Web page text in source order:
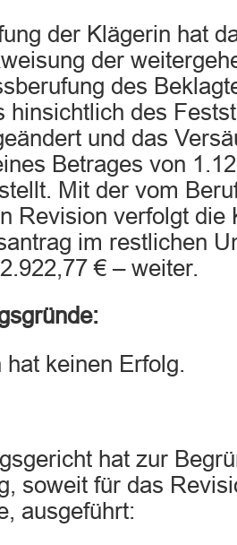
der Klägerin hat
der
des
hinsichtlich des
und das
Betrages von
Mit der vom
Revision verfolgt die
im restlichen
€ – weiter.
hat keinen Erfolg.
hat zur
soweit für das
ausgeführt: